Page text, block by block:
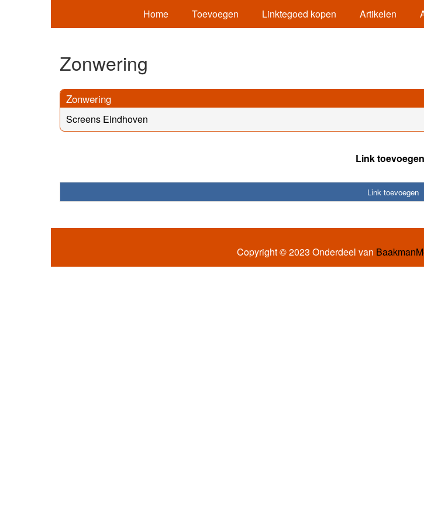
Home Toevoegen Linktegoed kopen Artikelen
Zonwering
Zonwering
Screens Eindhoven
Link toevoegen
Link toevoegen
Copyright © 2023 Onderdeel van